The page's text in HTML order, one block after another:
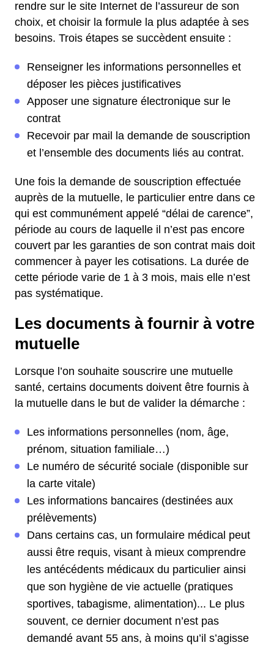
rendre sur le site Internet de l’assureur de son
choix, et choisir la formule la plus adaptée à ses
besoins. Trois étapes se succèdent ensuite :
Renseigner les informations personnelles et
déposer les pièces justificatives
Apposer une signature électronique sur le
contrat
Recevoir par mail la demande de souscription
et l’ensemble des documents liés au contrat.
Une fois la demande de souscription effectuée
auprès de la mutuelle, le particulier entre dans ce
qui est communément appelé “délai de carence”,
période au cours de laquelle il n’est pas encore
couvert par les garanties de son contrat mais doit
commencer à payer les cotisations. La durée de
cette période varie de 1 à 3 mois, mais elle n’est
pas systématique.
Les documents à fournir à votre
mutuelle
Lorsque l’on souhaite souscrire une mutuelle
santé, certains documents doivent être fournis à
la mutuelle dans le but de valider la démarche :
Les informations personnelles (nom, âge,
prénom, situation familiale…)
Le numéro de sécurité sociale (disponible sur
la carte vitale)
Les informations bancaires (destinées aux
prélèvements)
Dans certains cas, un formulaire médical peut
aussi être requis, visant à mieux comprendre
les antécédents médicaux du particulier ainsi
que son hygiène de vie actuelle (pratiques
sportives, tabagisme, alimentation)... Le plus
souvent, ce dernier document n’est pas
demandé avant 55 ans, à moins qu’il s’agisse